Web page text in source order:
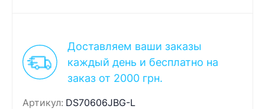
Доставляем ваши заказы
каждый день и бесплатно на
заказ от 2000 грн.
Артикул: DS70606JBG-L